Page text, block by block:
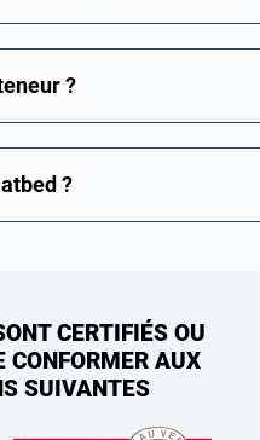
?
?
CERTIFIÉS OU
CONFORMER AUX
SUIVANTES